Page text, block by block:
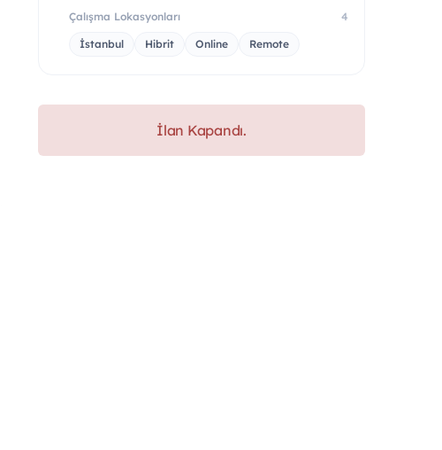
Çalışma Lokasyonları 4
İstanbul Hibrit Online Remote
İlan Kapandı.